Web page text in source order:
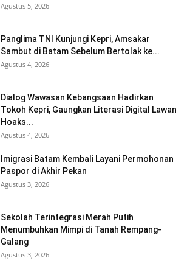
Agustus 5, 2026
Panglima TNI Kunjungi Kepri, Amsakar
Sambut di Batam Sebelum Bertolak ke...
Agustus 4, 2026
Dialog Wawasan Kebangsaan Hadirkan
Tokoh Kepri, Gaungkan Literasi Digital Lawan
Hoaks...
Agustus 4, 2026
Imigrasi Batam Kembali Layani Permohonan
Paspor di Akhir Pekan
Agustus 3, 2026
Sekolah Terintegrasi Merah Putih
Menumbuhkan Mimpi di Tanah Rempang-
Galang
Agustus 3, 2026